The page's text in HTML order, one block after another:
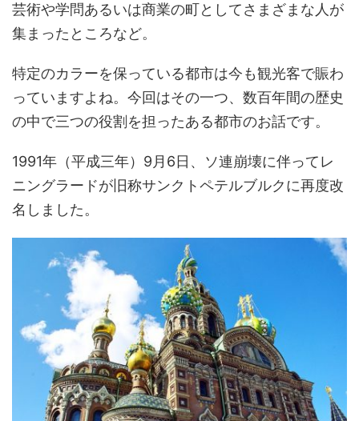
芸術や学問あるいは商業の町としてさまざまな人が
集まったところなど。
特定のカラーを保っている都市は今も観光客で賑わ
っていますよね。今回はその一つ、数百年間の歴史
の中で三つの役割を担ったある都市のお話です。
1991年（平成三年）9月6日、ソ連崩壊に伴ってレ
ニングラードが旧称サンクトペテルブルクに再度改
名しました。